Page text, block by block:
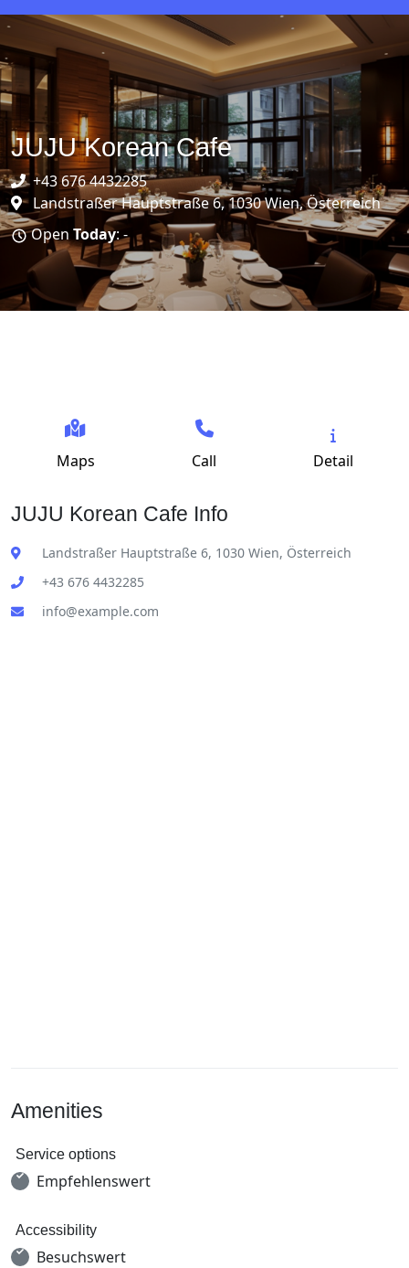
JUJU Korean Cafe
+43 676 4432285
Landstraßer Hauptstraße 6, 1030 Wien, Österreich
Open Today: -
Maps Call Detail
JUJU Korean Cafe Info
Landstraßer Hauptstraße 6, 1030 Wien, Österreich
+43 676 4432285
info@example.com
Amenities
Service options
Empfehlenswert
Accessibility
Besuchswert